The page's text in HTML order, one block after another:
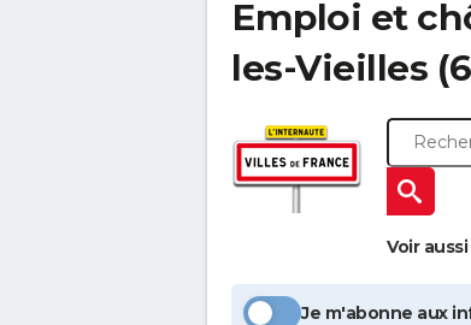
Emploi et
les-Vieilles
Voir aussi
Je m'abonne aux